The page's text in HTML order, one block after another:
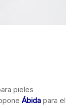
pieles
Ábida para el